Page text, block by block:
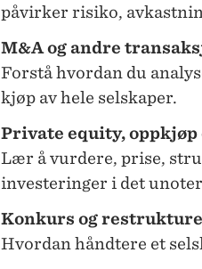
påvirker risiko,
M&A og andre
Forstå hvordan du
kjøp av hele selskaper.
Private equity,
Lær å vurdere, prise,
investeringer i det
Konkurs og
Hvordan håndtere et